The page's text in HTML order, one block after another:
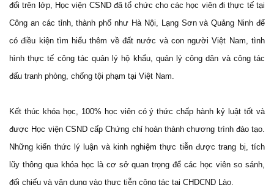
đổi trên lớp, Học viện CSND đã tổ chức cho các học viên đi thực tế tại
Công an các tỉnh, thành phố như Hà Nội, Lạng Sơn và Quảng Ninh để
có điều kiện tìm hiểu thêm về đất nước và con người Việt Nam, tình
hình thực tế công tác quản lý hộ khẩu, quản lý công dân và công tác
đấu tranh phòng, chống tội phạm tại Việt Nam.
Kết thúc khóa học, 100% học viên có ý thức chấp hành kỷ luật tốt và
được Học viện CSND cấp Chứng chỉ hoàn thành chương trình đào tạo.
Những kiến thức lý luận và kinh nghiệm thực tiễn được trang bị, tích
lũy thông qua khóa học là cơ sở quan trọng để các học viên so sánh,
đối chiếu và vận dụng vào thực tiễn công tác tại CHDCND Lào.